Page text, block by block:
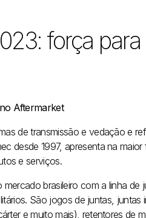
força
Aftermarket
de transmissão e vedação e
desde 1997, apresenta na
e serviços.
brasileiro com a linha de
São jogos de juntas,
e muito mais), retentores de